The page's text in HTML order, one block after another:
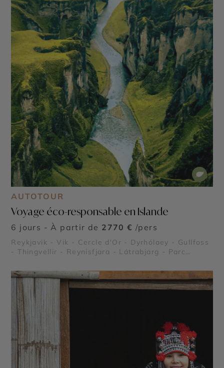
AUTOTOUR
Voyage éco-responsable en Islande
6 jours - À partir de 2770 € /pers
Reykjavik - Vik - Cercle d'Or - Dyrhólaey - Gullfoss
- Thingvellir - Reynisfjara - Látrabjarg - Parc